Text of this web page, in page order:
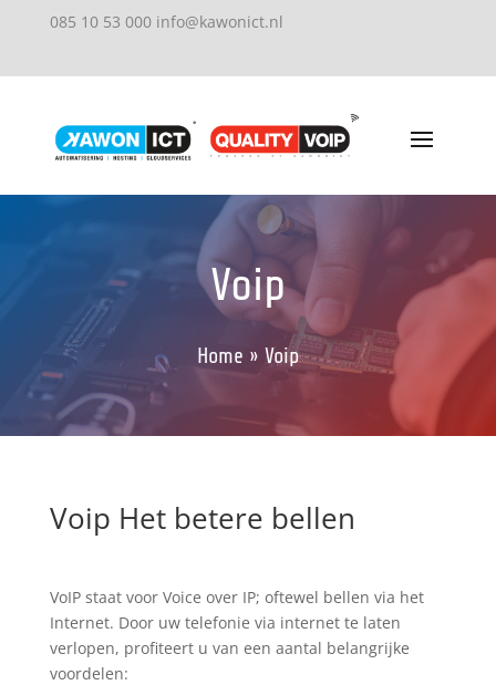
085 10 53 000 info@kawonict.nl
Voip
Home » Voip
Voip Het betere bellen
VoIP staat voor Voice over IP; oftewel bellen via het
Internet. Door uw telefonie via internet te laten
verlopen, profiteert u van een aantal belangrijke
voordelen: